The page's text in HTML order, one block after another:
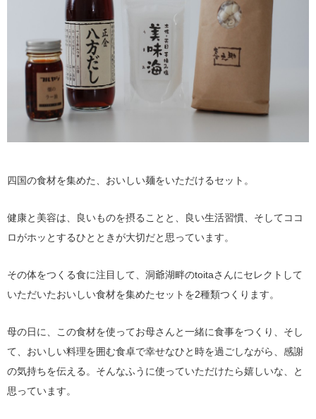
四国の食材を集めた、おいしい麺をいただけるセット。
健康と美容は、良いものを摂ることと、良い生活習慣、そしてココ
ロがホッとするひとときが大切だと思っています。
その体をつくる食に注目して、洞爺湖畔のtoitaさんにセレクトして
いただいたおいしい食材を集めたセットを2種類つくります。
母の日に、この食材を使ってお母さんと一緒に食事をつくり、そし
て、おいしい料理を囲む食卓で幸せなひと時を過ごしながら、感謝
の気持ちを伝える。そんなふうに使っていただけたら嬉しいな、と
思っています。